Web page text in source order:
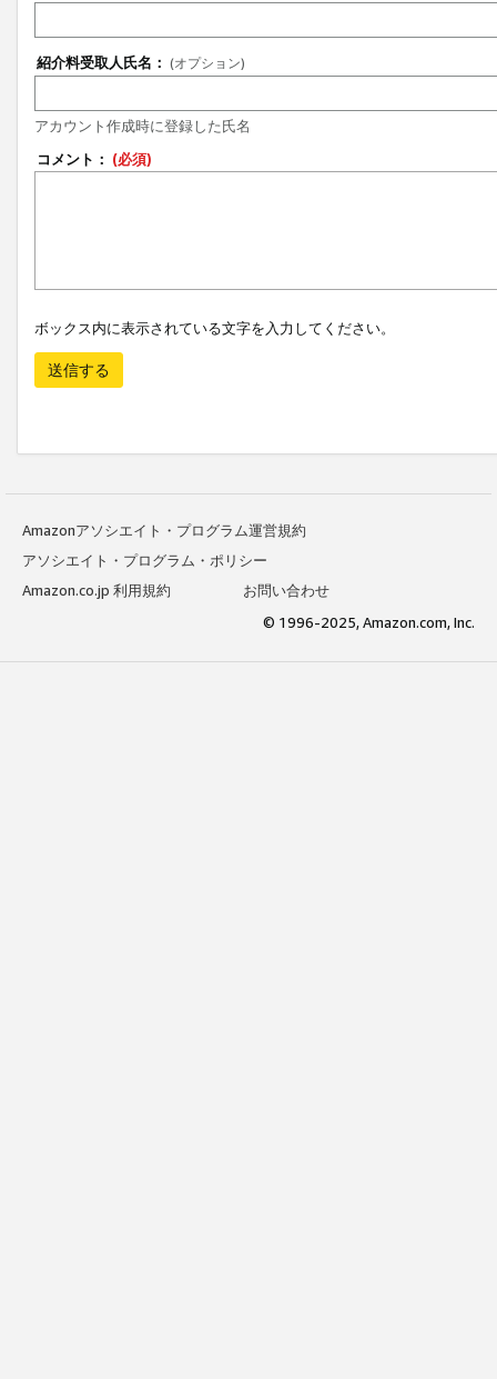
紹介料受取人氏名： (オプション)
アカウント作成時に登録した氏名
コメント： (必須)
ボックス内に表示されている文字を入力してください。
送信する
Amazonアソシエイト・プログラム運営規約
アソシエイト・プログラム・ポリシー
Amazon.co.jp 利用規約
お問い合わせ
© 1996-2025, Amazon.com, Inc.